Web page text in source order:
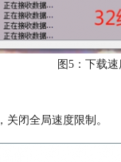
图5：下载
闭全局速度限制。